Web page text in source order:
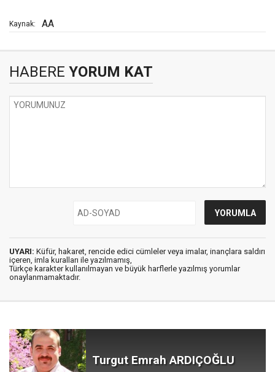
Kaynak: AA
HABERE YORUM KAT
UYARI: Küfür, hakaret, rencide edici cümleler veya imalar, inançlara saldırı
içeren, imla kuralları ile yazılmamış,
Türkçe karakter kullanılmayan ve büyük harflerle yazılmış yorumlar
onaylanmamaktadır.
Turgut Emrah ARDIÇOĞLU